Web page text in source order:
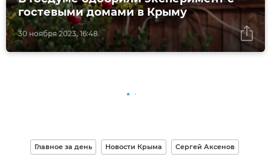
30 ноября 2023, 16:48
гостевыми домами в Крыму
Главное за день Новости Крыма Сергей Аксенов